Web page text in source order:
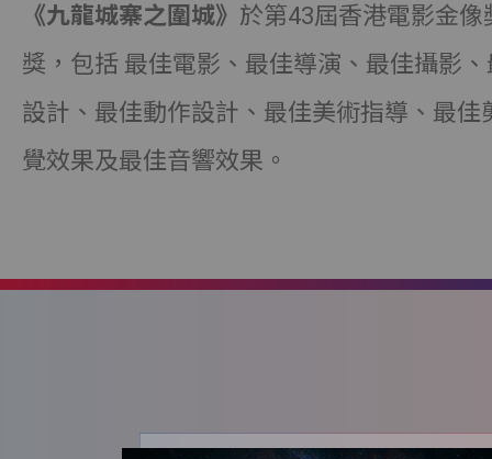
《九龍城寨之圍城》 於第43屆香港電影金像
獎，包括 最佳電影、最佳導演、最佳攝影
設計、最佳動作設計、最佳美術指導、最佳
覺效果及最佳音響效果。